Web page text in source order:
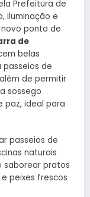
Prefeitura de
iluminação e
ponto de
de
belas
passeios de
de permitir
sossego
paz, ideal para
passeios de
naturais
saborear pratos
peixes frescos